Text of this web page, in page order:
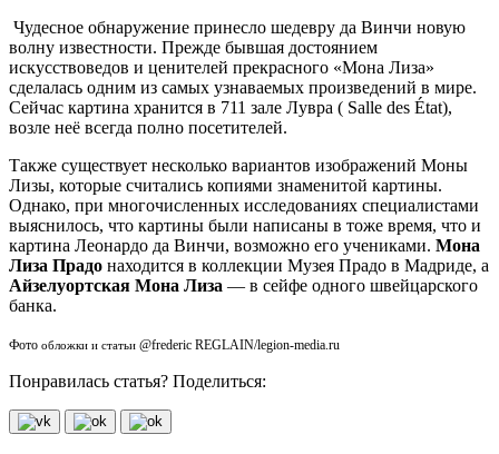
Чудесное обнаружение принесло шедевру да Винчи новую
волну известности. Прежде бывшая достоянием
искусствоведов и ценителей прекрасного «Мона Лиза»
сделалась одним из самых узнаваемых произведений в мире.
Сейчас картина хранится в 711 зале Лувра ( Salle des État),
возле неё всегда полно посетителей.
Также существует несколько вариантов изображений Моны
Лизы, которые считались копиями знаменитой картины.
Однако, при многочисленных исследованиях специалистами
выяснилось, что картины были написаны в тоже время, что и
картина Леонардо да Винчи, возможно его учениками. Мона
Лиза Прадо находится в коллекции Музея Прадо в Мадриде, а
Айзелуортская Мона Лиза — в сейфе одного швейцарского
банка.
Фото обложки и статьи @frederic REGLAIN/legion-media.ru
Понравилась статья? Поделиться: